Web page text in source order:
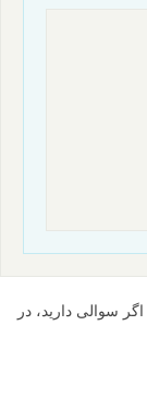
سوالی دارید، در